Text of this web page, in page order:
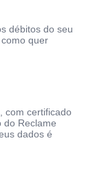
débitos do seu
quer
com certificado
do Reclame
dados é